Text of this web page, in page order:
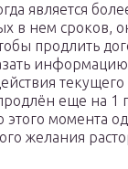
является
в нем сроков,
продлить
информацию
еще на 1
этого момента
желания